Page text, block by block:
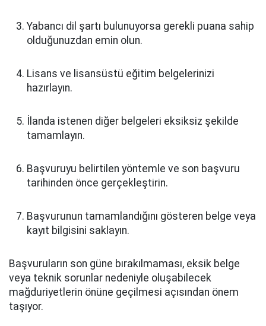
Yabancı dil şartı bulunuyorsa gerekli puana sahip
olduğunuzdan emin olun.
Lisans ve lisansüstü eğitim belgelerinizi
hazırlayın.
İlanda istenen diğer belgeleri eksiksiz şekilde
tamamlayın.
Başvuruyu belirtilen yöntemle ve son başvuru
tarihinden önce gerçekleştirin.
Başvurunun tamamlandığını gösteren belge veya
kayıt bilgisini saklayın.
Başvuruların son güne bırakılmaması, eksik belge
veya teknik sorunlar nedeniyle oluşabilecek
mağduriyetlerin önüne geçilmesi açısından önem
taşıyor.